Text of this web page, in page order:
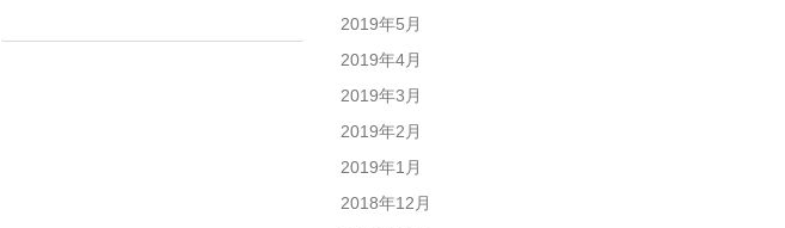
2019年5月
2019年4月
2019年3月
2019年2月
2019年1月
2018年12月